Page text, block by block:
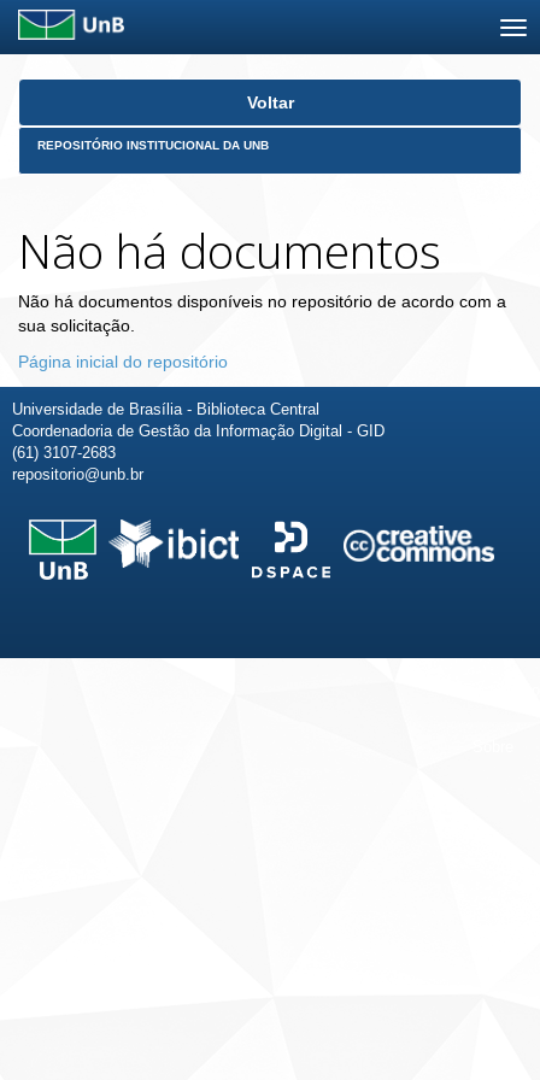
Skip
Voltar
REPOSITÓRIO INSTITUCIONAL DA UNB
Não há documentos
Não há documentos disponíveis no repositório de acordo com a
sua solicitação.
Página inicial do repositório
Universidade de Brasília - Biblioteca Central
Coordenadoria de Gestão da Informação Digital - GID
(61) 3107-2683
repositorio@unb.br